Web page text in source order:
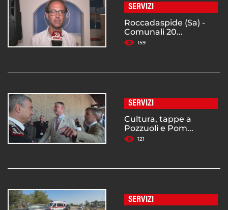
SERVIZI
Roccadaspide (Sa) -
Comunali 20...
159
SERVIZI
Cultura, tappe a
Pozzuoli e Pom...
121
SERVIZI